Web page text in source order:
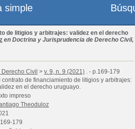
de litigios y arbitrajes: validez en el derecho
en Doctrina y Jurisprudencia de Derecho Civil,
Civil > v. 9, n. 9 (2021) . - p.169-179
contrato de financiamiento de litigios y arbitrajes:
en el derecho uruguayo.
impreso
Theoduloz
179
simple